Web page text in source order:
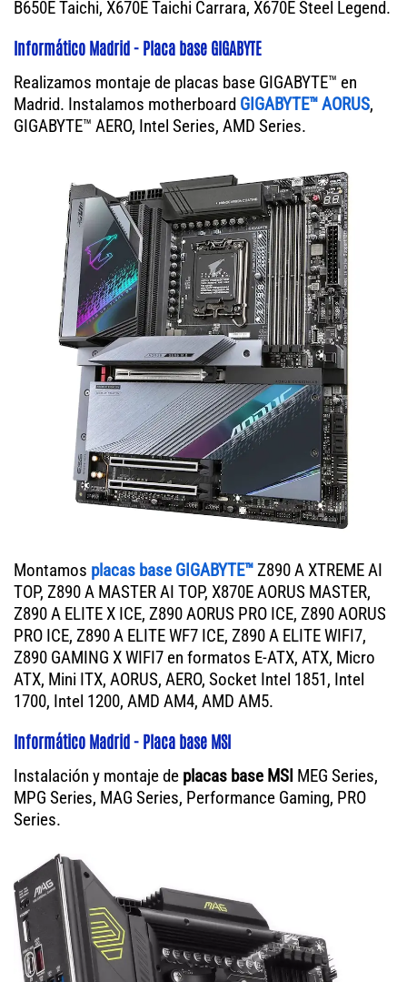
B650E Taichi, X670E Taichi Carrara, X670E Steel Legend.
Informático Madrid - Placa base GIGABYTE
Realizamos montaje de placas base GIGABYTE™ en
Madrid. Instalamos motherboard GIGABYTE™ AORUS,
GIGABYTE™ AERO, Intel Series, AMD Series.
Montamos placas base GIGABYTE™Z890 A XTREME AI
TOP, Z890 A MASTER AI TOP, X870E AORUS MASTER,
Z890 A ELITE X ICE, Z890 AORUS PRO ICE, Z890 AORUS
PRO ICE, Z890 A ELITE WF7 ICE, Z890 A ELITE WIFI7,
Z890 GAMING X WIFI7 en formatos E-ATX, ATX, Micro
ATX, Mini ITX, AORUS, AERO, Socket Intel 1851, Intel
1700, Intel 1200, AMD AM4, AMD AM5.
Informático Madrid - Placa base MSI
Instalación y montaje de placas base MSI MEG Series,
MPG Series, MAG Series, Performance Gaming, PRO
Series.